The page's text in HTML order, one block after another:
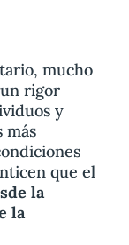
mucho
rigor
y
más
que el
la
la